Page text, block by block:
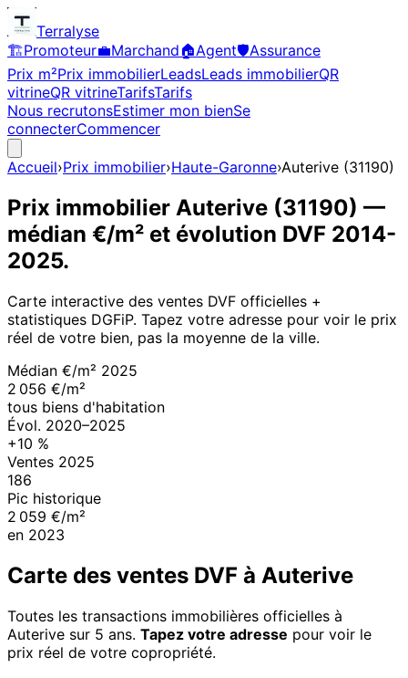
Terralyse
🏗️Promoteur💼Marchand🏠Agent🛡️Assurance
Prix m²Prix immobilierLeadsLeads immobilierQR
vitrineQR vitrineTarifsTarifs
Nous recrutonsEstimer mon bienSe
connecterCommencer
Accueil›Prix immobilier›Haute-Garonne›Auterive (31190)
Prix immobilier Auterive (31190) —
médian €/m² et évolution DVF 2014-
2025.
Carte interactive des ventes DVF officielles +
statistiques DGFiP. Tapez votre adresse pour voir le prix
réel de votre bien, pas la moyenne de la ville.
Médian €/m² 2025
2 056 €/m²
tous biens d'habitation
Évol. 2020–2025
+10 %
Ventes 2025
186
Pic historique
2 059 €/m²
en 2023
Carte des ventes DVF à Auterive
Toutes les transactions immobilières officielles à
Auterive sur 5 ans. Tapez votre adresse pour voir le
prix réel de votre copropriété.